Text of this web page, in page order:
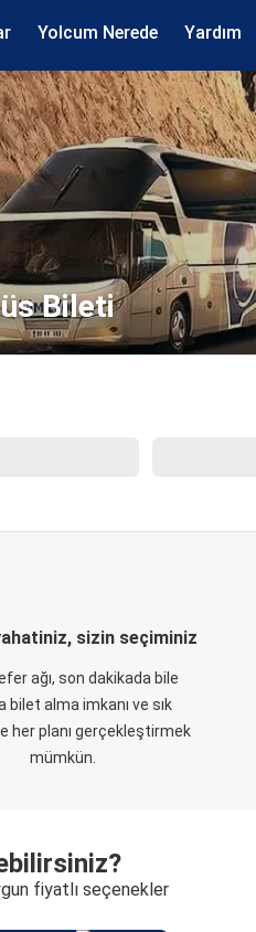
Yolcum Nerede Yardım
Bileti
sizin seçiminiz
ağı, son dakikada bile
bilet alma imkanı ve sık
her planı gerçekleştirmek
mümkün.
fiyatlı seçenekler